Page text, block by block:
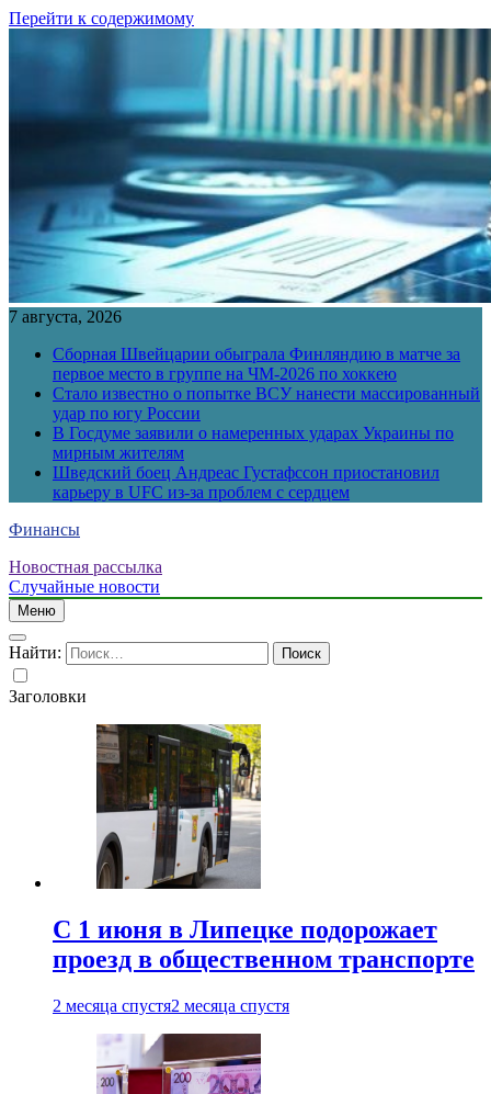
Перейти к содержимому
7 августа, 2026
Сборная Швейцарии обыграла Финляндию в матче за
первое место в группе на ЧМ-2026 по хоккею
Стало известно о попытке ВСУ нанести массированный
удар по югу России
В Госдуме заявили о намеренных ударах Украины по
мирным жителям
Шведский боец Андреас Густафссон приостановил
карьеру в UFC из-за проблем с сердцем
Финансы
Новостная рассылка
Случайные новости
Меню
Найти:
Заголовки
С 1 июня в Липецке подорожает
проезд в общественном транспорте
2 месяца спустя2 месяца спустя